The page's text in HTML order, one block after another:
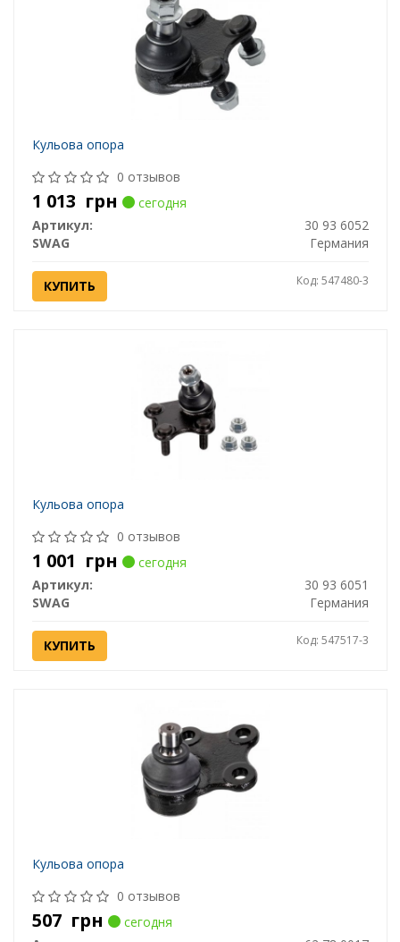
Кульова опора
0 отзывов
1 013 грн
сегодня
Артикул:
30 93 6052
SWAG
Германия
КУПИТЬ Код: 547480-3
Кульова опора
0 отзывов
1 001 грн
сегодня
Артикул:
30 93 6051
SWAG
Германия
КУПИТЬ Код: 547517-3
Кульова опора
0 отзывов
507 грн
сегодня